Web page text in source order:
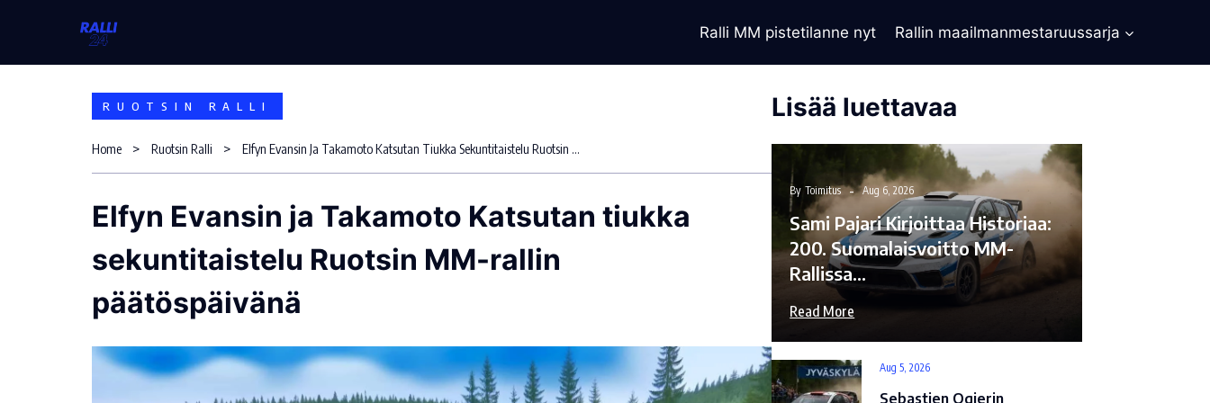
Ralli MM pistetilanne nyt Rallin maailmanmestaruussarja
RUOTSIN RALLI
Home Ruotsin Ralli Elfyn Evansin Ja Takamoto Katsutan Tiukka Sekuntitaistelu Ruotsin MM-Rallin Päätöspäivänä
Elfyn Evansin ja Takamoto Katsutan tiukka
sekuntitaistelu Ruotsin MM-rallin
päätöspäivänä
Lisää luettavaa
By Toimitus Aug 6, 2026
Sami Pajari Kirjoittaa Historiaa:
200. Suomalaisvoitto MM-
Rallissa…
Read More
Aug 5, 2026
Sebastien Ogierin